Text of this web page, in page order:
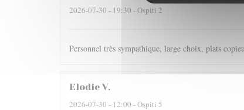
2026-07-30 - 19:30 - Ospiti 2
Personnel très sympathique, large choix, plats
Elodie V
2026-07-30 - 12:00 - Ospiti 5